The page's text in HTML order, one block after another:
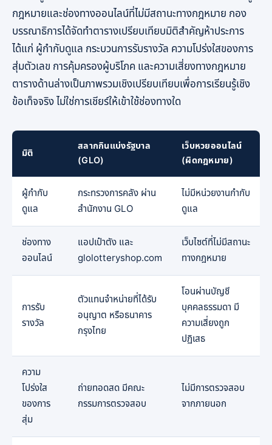
กฎหมายและช่องทางออนไลน์ที่ไม่มีสถานะทางกฎหมาย กอง
บรรณาธิการได้จัดทำตารางเปรียบเทียบมิติสำคัญห้าประการ
ได้แก่ ผู้กำกับดูแล กระบวนการรับรางวัล ความโปร่งใสของการ
สุ่มตัวเลข การคุ้มครองผู้บริโภค และความเสี่ยงทางกฎหมาย
ตารางด้านล่างเป็นภาพรวมเชิงเปรียบเทียบเพื่อการเรียนรู้เชิง
ข้อเท็จจริง ไม่ใช่การเชียร์ให้เข้าใช้ช่องทางใด
มิติ
สลากกินแบ่งรัฐบาล
(GLO)
เว็บหวยออนไลน์
(ผิดกฎหมาย)
ผู้กำกับ
ดูแล
กระทรวงการคลัง ผ่าน
สำนักงาน GLO
ไม่มีหน่วยงานกำกับ
ดูแล
ช่องทาง
ออนไลน์
แอปเป๋าตัง และ
glolotteryshop.com
เว็บไซต์ที่ไม่มีสถานะ
ทางกฎหมาย
การรับ
รางวัล
ตัวแทนจำหน่ายที่ได้รับ
อนุญาต หรือธนาคาร
กรุงไทย
โอนผ่านบัญชี
บุคคลธรรมดา มี
ความเสี่ยงถูก
ปฏิเสธ
ความ
โปร่งใส
ของการ
สุ่ม
ถ่ายทอดสด มีคณะ
กรรมการตรวจสอบ
ไม่มีการตรวจสอบ
จากภายนอก